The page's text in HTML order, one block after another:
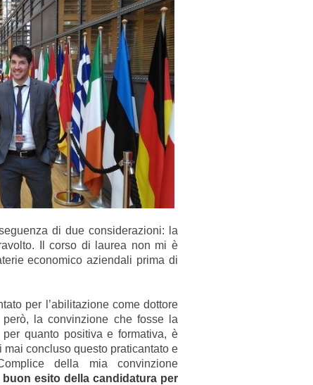
di due considerazioni: la
Il corso di laurea non mi è
economico aziendali prima di
per l’abilitazione come dottore
la convinzione che fosse la
quanto positiva e formativa, è
mai concluso questo praticantato e
della mia convinzione
buon esito della candidatura per